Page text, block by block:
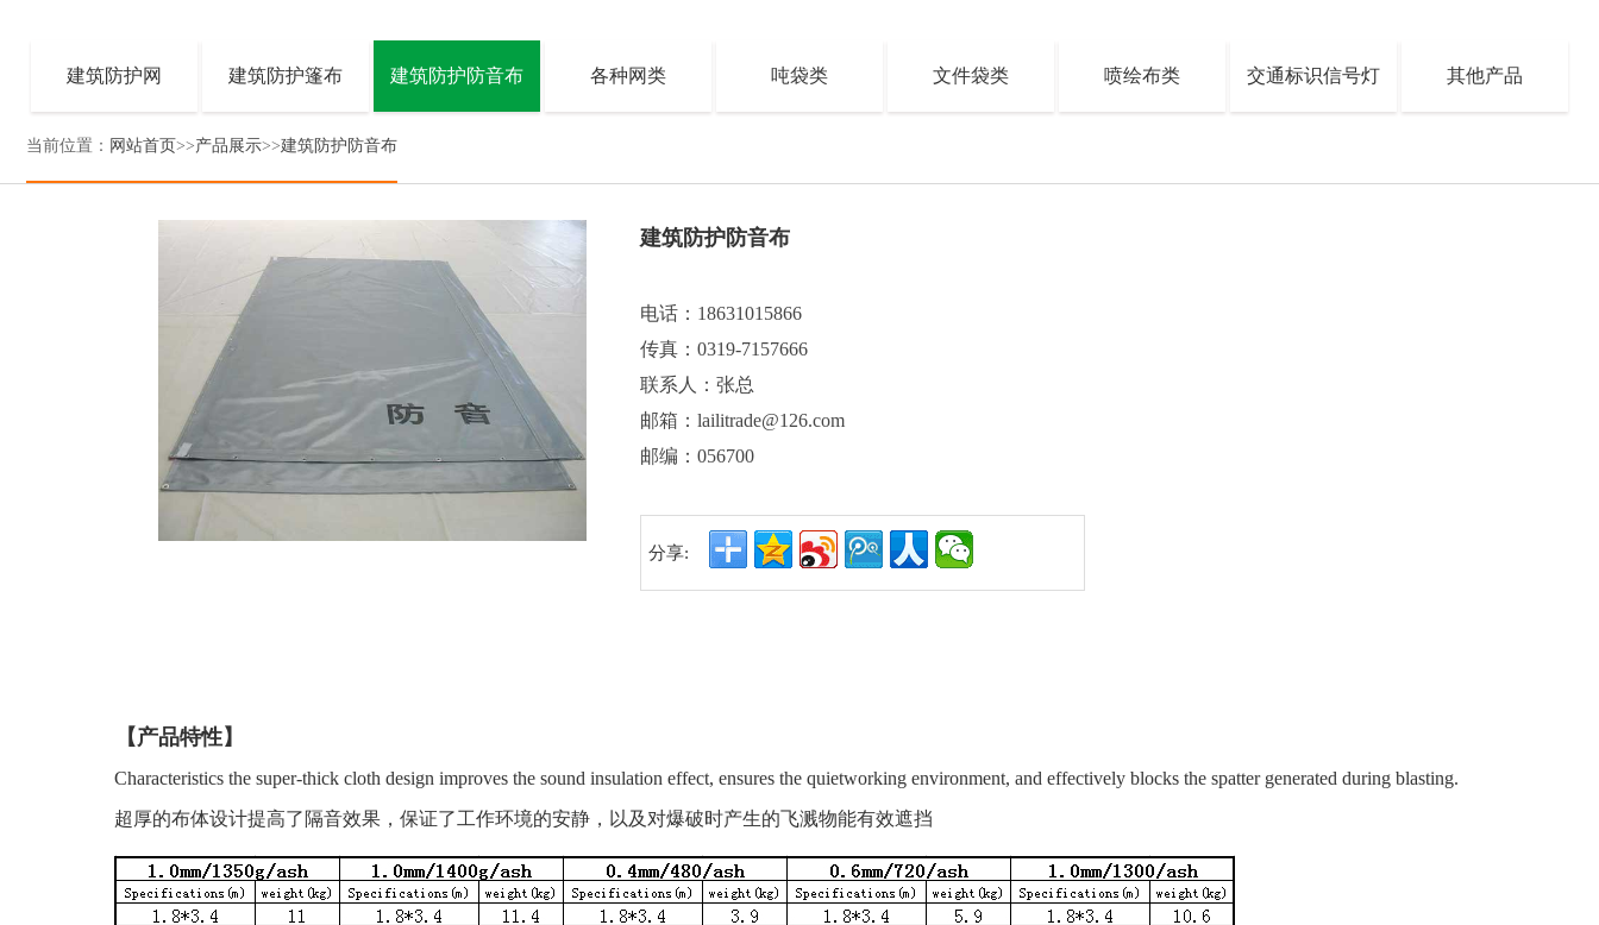
建筑防护网 建筑防护篷布 建筑防护防音布 各种网类 吨袋类 文件袋类 喷绘布类 交通标识信号灯 其他产品
当前位置： 网站首页>>产品展示>>建筑防护防音布
建筑防护防音布
电话：18631015866
传真： 0319-7157666
联系人：张总
邮箱：lailitrade@126.com
邮编：056700
分享:
【产品特性】
Characteristics the super-thick cloth design improves the sound insulation effect, ensures the quietworking environment, and effectively blocks the spatter generated during blasting.
超厚的布体设计提高了隔音效果，保证了工作环境的安静，以及对爆破时产生的飞溅物能有效遮挡